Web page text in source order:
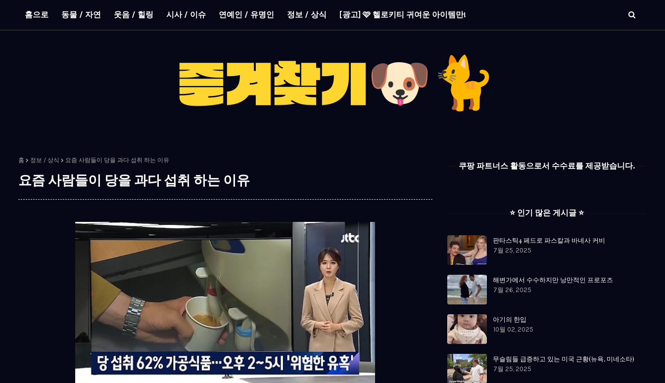
홈으로 동물 / 자연 웃음 / 힐링 시사 / 이슈 연예인 / 유명인 정보 / 상식 [광고] 🩷 헬로키티 귀여운 아이템만!
홈 정보 / 상식 요즘 사람들이 당을 과다 섭취 하는 이유
요즘 사람들이 당을 과다 섭취 하는 이유
쿠팡 파트너스 활동으로서 수수료를 제공받습니다.
⭐️ 인기 많은 게시글 ⭐️
판타스틱4 페드로 파스칼과 바네사 커비
7월 25, 2025
해변가에서 수수하지만 낭만적인 프로포즈
7월 26, 2025
아기의 한입
10월 02, 2025
무슬림들 급증하고 있는 미국 근황(뉴욕, 미네소타)
7월 25, 2025